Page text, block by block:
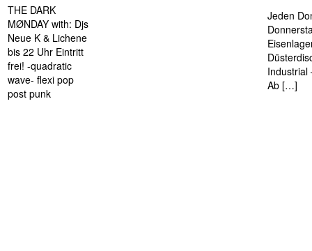
THE DARK
MØNDAY with: Djs
Neue K & Lichene
bis 22 Uhr Eintritt
frei! -quadratic
wave- flexi pop
post punk
Jeden
Industrial
Ab […]